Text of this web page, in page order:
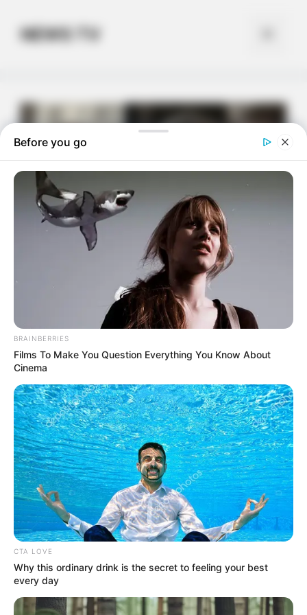
contentNEWS TV
Un si grand soleil
(spoiler) : Elisabeth
Bastide face à une
menace, mariage
sous tension pour
Muriel, semaine
agitée à
Montpellier
Before you go
BRAINBERRIES
Films To Make You Question Everything You Know About
Cinema
CTA LOVE
Why this ordinary drink is the secret to feeling your best
every day